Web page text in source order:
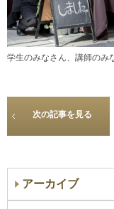
学生のみなさん、講師のみ
次の記事を見る
アーカイブ